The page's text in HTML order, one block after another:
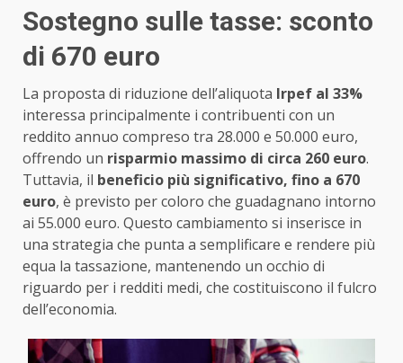
Sostegno sulle tasse: sconto
di 670 euro
La proposta di riduzione dell’aliquota Irpef al 33%
interessa principalmente i contribuenti con un
reddito annuo compreso tra 28.000 e 50.000 euro,
offrendo un risparmio massimo di circa 260 euro.
Tuttavia, il beneficio più significativo, fino a 670
euro, è previsto per coloro che guadagnano intorno
ai 55.000 euro. Questo cambiamento si inserisce in
una strategia che punta a semplificare e rendere più
equa la tassazione, mantenendo un occhio di
riguardo per i redditi medi, che costituiscono il fulcro
dell’economia.